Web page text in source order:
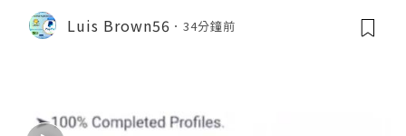
Luis Brown56 34分鐘前